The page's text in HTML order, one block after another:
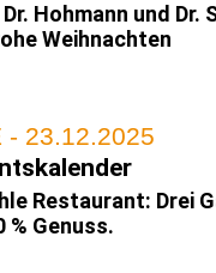
Hohmann und Dr.
Weihnachten
- 23.12.2025
Restaurant: Drei
% Genuss.